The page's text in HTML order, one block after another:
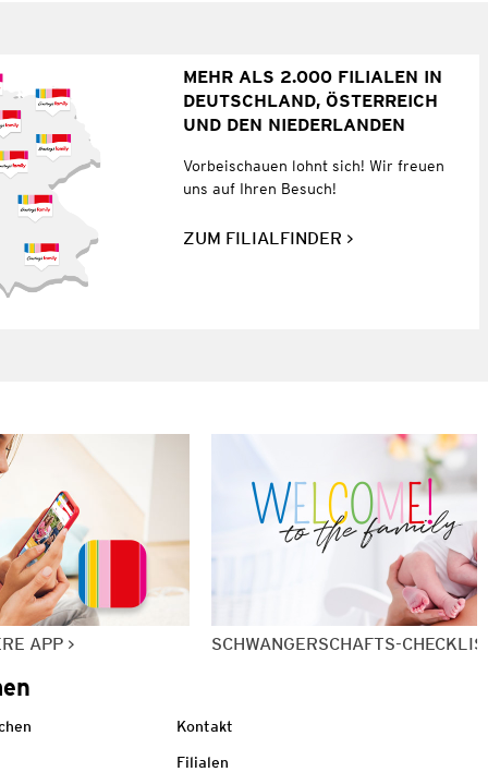
MEHR ALS 2.000 FILIALEN IN
DEUTSCHLAND, ÖSTERREICH
UND DEN NIEDERLANDEN
Vorbeischauen lohnt sich! Wir freuen
uns auf Ihren Besuch!
ZUM FILIALFINDER
APP SCHWANGERSCHAFTS-
Kontakt
Filialen